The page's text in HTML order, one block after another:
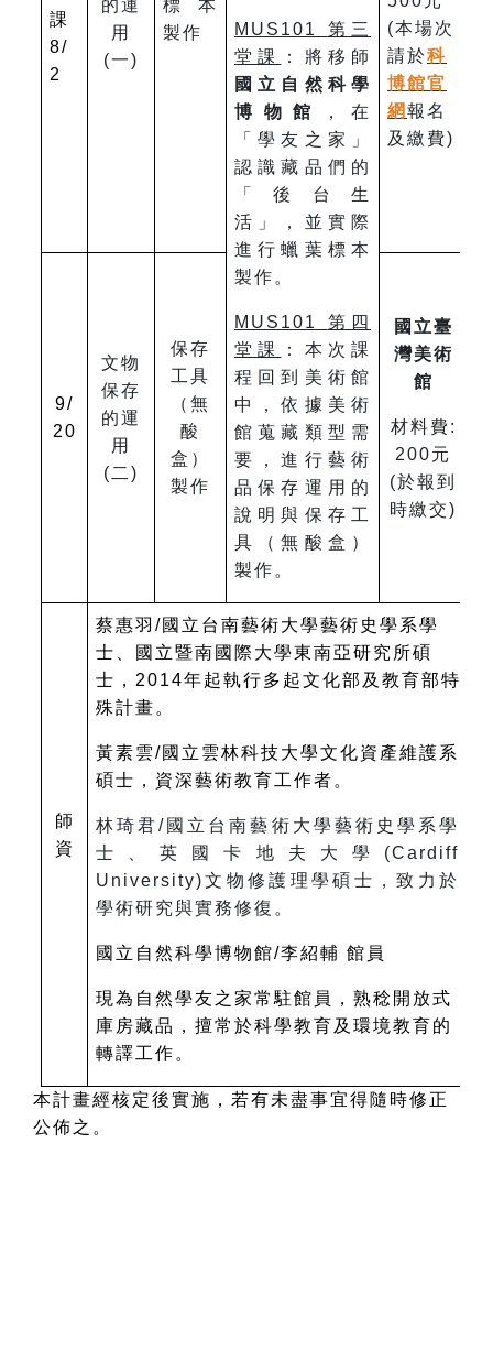
課
8/
2
的運
用
(一)
標本
製作
MUS101 第三
堂課
：將移師
國立自然科學
博物館
，在
「學友之家」
認識藏品們的
「後台生
活」，並實際
進行蠟葉標本
製作。
MUS101 第四
堂課
：本次課
程回到美術館
中，依據美術
館蒐藏類型需
要，進行藝術
品保存運用的
說明與保存工
具（無酸盒）
製作。
(本場次
請於科
博館官
網 報名
及繳費)
9/
20
文物
保存
的運
用
(二)
保存
工具
（無
酸
盒）
製作
國立臺
灣美術
館
材料費:
200元
(於報到
時繳交)
師
資
蔡惠羽/國立台南藝術大學藝術史學系學
士、國立暨南國際大學東南亞研究所碩
士，2014年起執行多起文化部及教育部特
殊計畫。
黃素雲/國立雲林科技大學文化資產維護系
碩士，資深藝術教育工作者。
林琦君/國立台南藝術大學藝術史學系學
士、英國卡地夫大學(Cardiff
University)文物修護理學碩士，致力於
學術研究與實務修復。
國立自然科學博物館/李紹輔 館員
現為自然學友之家常駐館員，熟稔開放式
庫房藏品，擅常於科學教育及環境教育的
轉譯工作。
本計畫經核定後實施，若有未盡事宜得隨時修正
公佈之。